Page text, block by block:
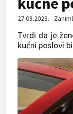
27.08.2023. -
Tvrdi da je
kućni poslovi